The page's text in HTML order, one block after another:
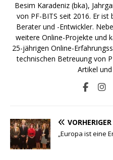
Besim Karadeniz (bka),
von PF-BITS seit 2016. Er
Berater und -Entwickler.
weitere Online-Projekte und
25-jährigen Online-
technischen Betreuung von
Artikel
VORHERIGER
„Europa ist eine